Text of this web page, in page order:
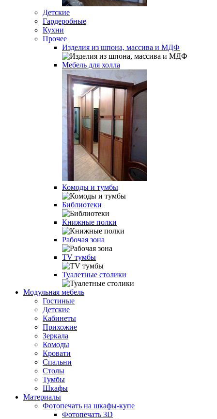
Детские
Гардеробные
Кухни
Прочее
Изделия из шпона, массива и МДФ
Мебель для холла
Комоды и тумбы
Библиотеки
Книжные полки
Рабочая зона
TV тумбы
Туалетные столики
Модульная мебель
Гостиные
Детские
Кабинеты
Прихожие
Зеркала
Комоды
Кровати
Спальни
Столы
Тумбы
Шкафы
Материалы
Фотопечать на шкафы-купе
Фотопечать 3D